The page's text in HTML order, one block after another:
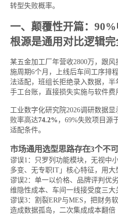
转型失败概率。
一、颠覆性开篇：90%
根源是通用对比逻辑
某五金加工厂年营收2800万，跟
施周期6个月，上线后车间工序排
法适配，班组长拒绝录入数据，
手工台账，直接损失实施与软件费
工业数字化研究院2026调研数据
败率高达74.2% ，69%失败项目源
适配条件。
市场通用选型思路存在3个不
谬误1：只罗列功能模块，无视中
多变、无专职IT」核心特征，用
谬误2：单一以价格、品牌评判优
维隐性成本、车间一线接受度三大
谬误3：割裂ERP与MES，把财务
造成数据孤岛，二次集成成本翻倍